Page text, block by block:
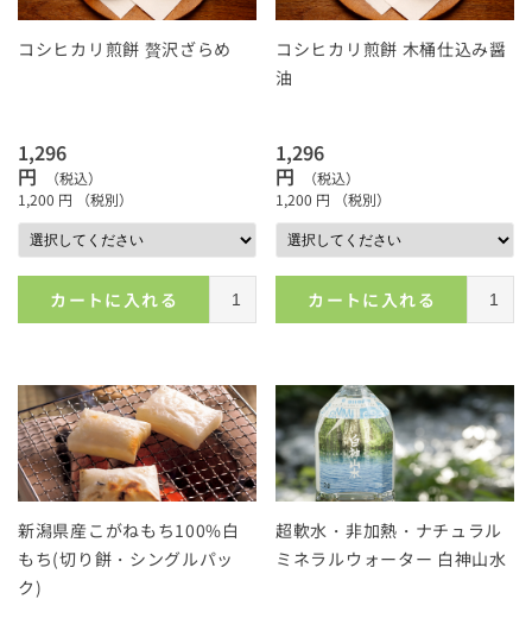
コシヒカリ煎餅 贅沢ざらめ
1,296
円
（税込）
1,200 円 （税別）
カートに入れる
コシヒカリ煎餅 木桶仕込み醤
油
1,296
円
（税込）
1,200 円 （税別）
カートに入れる
新潟県産こがねもち100%白
もち(切り餅・シングルパッ
ク)
超軟水・非加熱・ナチュラル
ミネラルウォーター 白神山水